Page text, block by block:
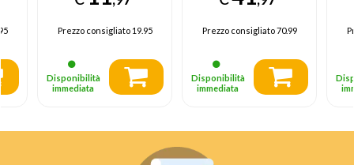
Prezzo consigliato19.95
Disponibilità
immediata
Prezzo consigliato70.99
Disponibilità
immediata